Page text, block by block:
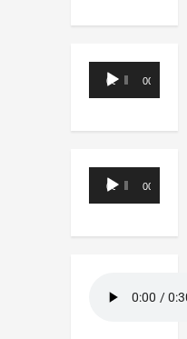
Reproductor
de
00:00 00:00
Reproductor
de
00:00 00:00